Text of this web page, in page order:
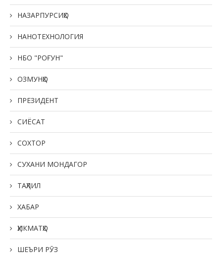
НАЗАРПУРСИҲО
НАНОТЕХНОЛОГИЯ
НБО "РОҒУН"
ОЗМУНҲО
ПРЕЗИДЕНТ
СИЁСАТ
СОХТОР
СУХАНИ МОНДАГОР
ТАҲЛИЛ
ХАБАР
ҲИКМАТҲО
ШЕЪРИ РӮЗ